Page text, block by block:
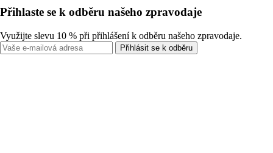
Přihlaste se k odběru našeho zpravodaje
Využijte slevu 10 % při přihlášení k odběru našeho zpravodaje.
Přihlásit se k odběru